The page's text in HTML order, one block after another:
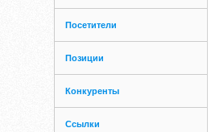
Посетители
Позиции
Конкуренты
Ссылки